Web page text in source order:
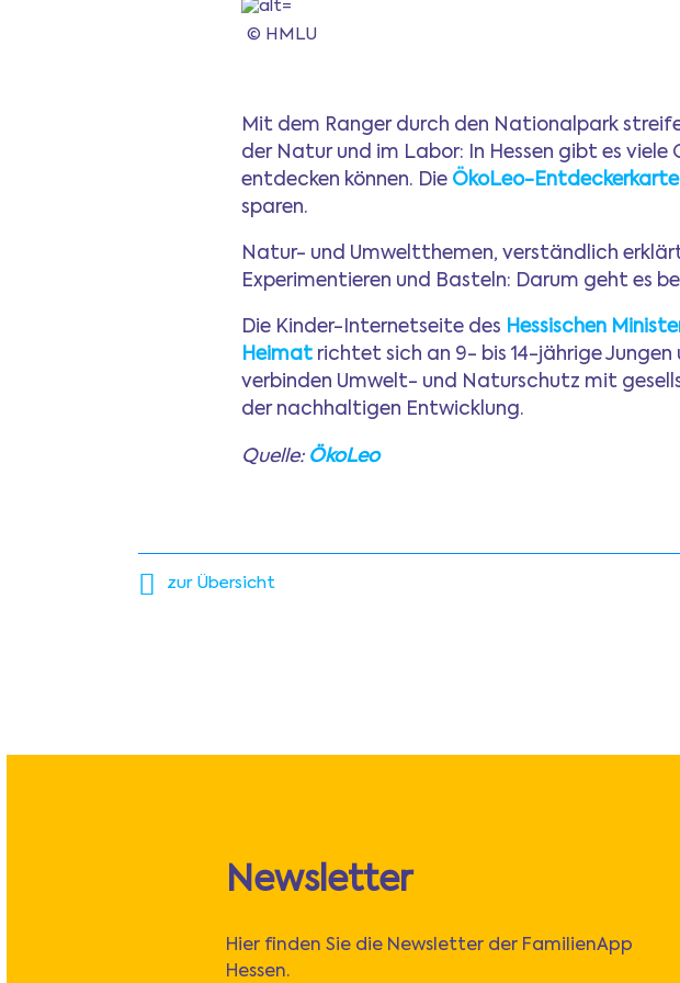
© HMLU
Mit dem Ranger durch den Nationalpark
der Natur und im Labor: In Hessen gibt es
entdecken können. Die ÖkoLeo-Entdeckerkarte
sparen.
Natur- und Umweltthemen, verständlich
Experimentieren und Basteln: Darum geht es
Die Kinder-Internetseite des Hessischen
Heimat richtet sich an 9- bis 14-jährige
verbinden Umwelt- und Naturschutz mit
der nachhaltigen Entwicklung.
Quelle: ÖkoLeo
zur Übersicht
Newsletter
Hier finden Sie die Newsletter der FamilienApp
Hessen.